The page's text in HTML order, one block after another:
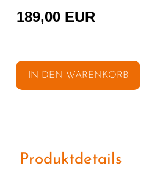
189,00 EUR
IN DEN WARENKORB
Produktdetails